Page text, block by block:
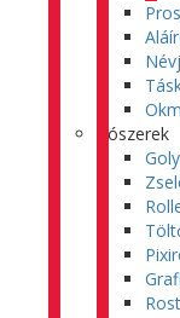
Írószerek